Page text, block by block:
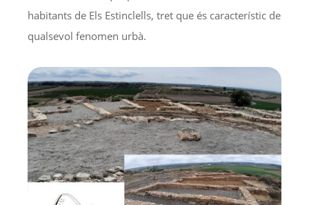
habitants de Els Estinclells, tret que és característic de
qualsevol fenomen urbà.